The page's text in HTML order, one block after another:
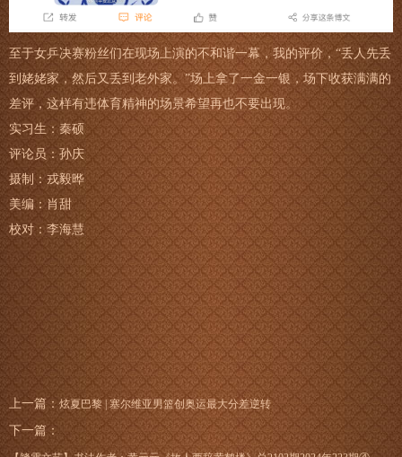
至于女乒决赛粉丝们在现场上演的不和谐一幕，我的评价，“丢人先丢
到姥姥家，然后又丢到老外家。”场上拿了一金一银，场下收获满满的
差评，这样有违体育精神的场景希望再也不要出现。
实习生：秦硕
评论员：孙庆
摄制：戎毅晔
美编：肖甜
校对：李海慧
上一篇： 炫夏巴黎 | 塞尔维亚男篮创奥运最大分差逆转
下一篇：